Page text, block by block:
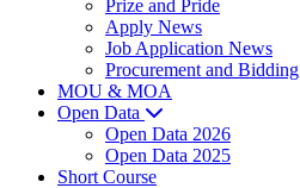
Prize and Pride
Apply News
Job Application News
Procurement and Bidding
MOU & MOA
Open Data
Open Data 2026
Open Data 2025
Short Course